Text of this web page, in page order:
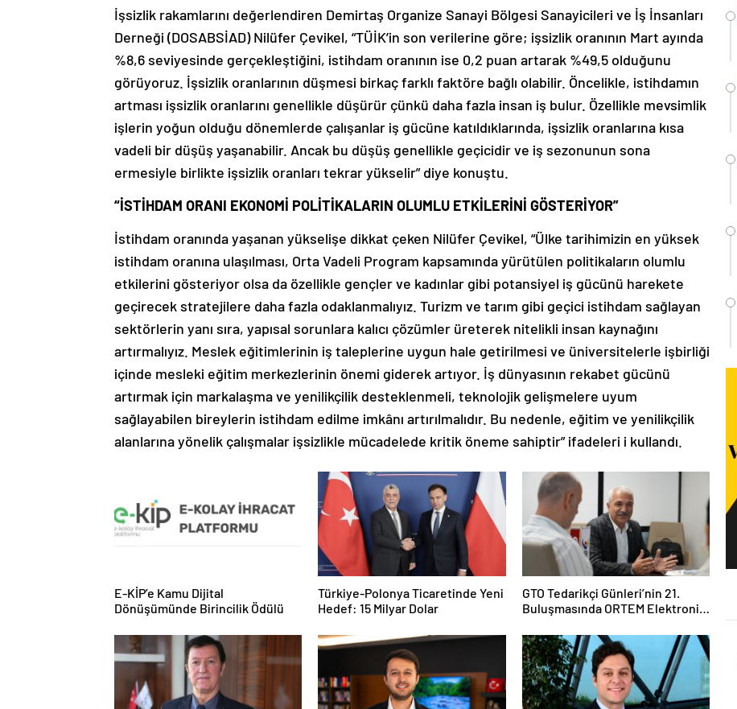
İşsizlik rakamlarını değerlendiren Demirtaş Organize Sanayi Bölgesi Sanayicileri ve İş İnsanları
Derneği (DOSABSİAD) Nilüfer Çevikel, “TÜİK’in son verilerine göre; işsizlik oranının Mart ayında
%8,6 seviyesinde gerçekleştiğini, istihdam oranının ise 0,2 puan artarak %49,5 olduğunu
görüyoruz. İşsizlik oranlarının düşmesi birkaç farklı faktöre bağlı olabilir. Öncelikle, istihdamın
artması işsizlik oranlarını genellikle düşürür çünkü daha fazla insan iş bulur. Özellikle mevsimlik
işlerin yoğun olduğu dönemlerde çalışanlar iş gücüne katıldıklarında, işsizlik oranlarına kısa
vadeli bir düşüş yaşanabilir. Ancak bu düşüş genellikle geçicidir ve iş sezonunun sona
ermesiyle birlikte işsizlik oranları tekrar yükselir” diye konuştu.
“İSTİHDAM ORANI EKONOMİ POLİTİKALARIN OLUMLU ETKİLERİNİ GÖSTERİYOR”
İstihdam oranında yaşanan yükselişe dikkat çeken Nilüfer Çevikel, “Ülke tarihimizin en yüksek
istihdam oranına ulaşılması, Orta Vadeli Program kapsamında yürütülen politikaların olumlu
etkilerini gösteriyor olsa da özellikle gençler ve kadınlar gibi potansiyel iş gücünü harekete
geçirecek stratejilere daha fazla odaklanmalıyız. Turizm ve tarım gibi geçici istihdam sağlayan
sektörlerin yanı sıra, yapısal sorunlara kalıcı çözümler üreterek nitelikli insan kaynağını
artırmalıyız. Meslek eğitimlerinin iş taleplerine uygun hale getirilmesi ve üniversitelerle işbirliği
içinde mesleki eğitim merkezlerinin önemi giderek artıyor. İş dünyasının rekabet gücünü
artırmak için markalaşma ve yenilikçilik desteklenmeli, teknolojik gelişmelere uyum
sağlayabilen bireylerin istihdam edilme imkânı artırılmalıdır. Bu nedenle, eğitim ve yenilikçilik
alanlarına yönelik çalışmalar işsizlikle mücadelede kritik öneme sahiptir” ifadeleri i kullandı.
E-KİP’e Kamu Dijital
Dönüşümünde Birincilik Ödülü
Türkiye-Polonya Ticaretinde Yeni
Hedef: 15 Milyar Dolar
GTO Tedarikçi Günleri’nin 21.
Buluşmasında ORTEM Elektronik